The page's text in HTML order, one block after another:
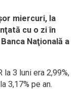
miercuri, la
cu o zi în
Naţională a
la 3 luni era 2,99%,
3,17% pe an.